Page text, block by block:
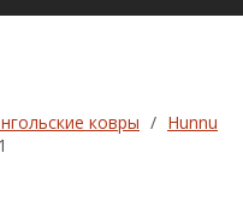
ковры / Hunnu